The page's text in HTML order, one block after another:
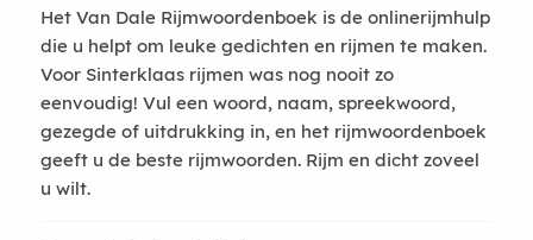
Het Van Dale Rijmwoordenboek is de onlinerijmhulp
die u helpt om leuke gedichten en rijmen te maken.
Voor Sinterklaas rijmen was nog nooit zo
eenvoudig! Vul een woord, naam, spreekwoord,
gezegde of uitdrukking in, en het rijmwoordenboek
geeft u de beste rijmwoorden. Rijm en dicht zoveel
u wilt.